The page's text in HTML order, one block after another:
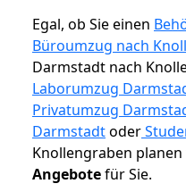
Egal, ob Sie einen
Büroumzug nach
Darmstadt nach
Laborumzug
Privatumzug
Darmstadtoder
Knollengraben planen
Angebotefür Sie.